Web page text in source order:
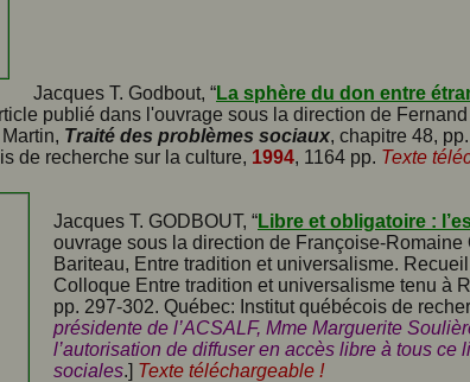
Jacques T. Godbout, “La sphère du don entre
publié dans l'ouvrage sous la direction de
Traité des problèmes sociaux, chapitre 48,
de recherche sur la culture, 1994, 1164 pp. Texte
Jacques T. GODBOUT, “Libre et obligatoire :
ouvrage sous la direction de Françoise-Romaine
Bariteau, Entre tradition et universalisme.
Colloque Entre tradition et universalisme tenu à
pp. 297-302. Québec: Institut québécois de
présidente de l’ACSALF, Mme Marguerite
l’autorisation de diffuser en accès libre à tous
sociales.] Texte téléchargeable !